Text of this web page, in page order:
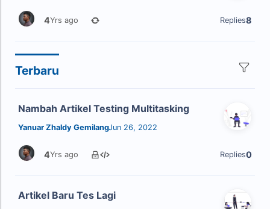
8
Replies
4Yrs ago
Terbaru
Nambah Artikel Testing Multitasking
Yanuar Zhaldy GemilangJun 26, 2022
0
Replies
4Yrs ago
Artikel Baru Tes Lagi